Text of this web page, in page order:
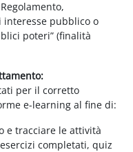
interesse pubblico o
poteri” (finalità
per il corretto
e-learning al fine di:
e tracciare le attività
completati, quiz